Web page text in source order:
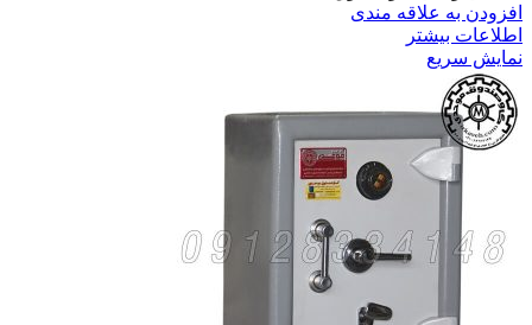
افزودن به علاقه مندی
اطلاعات بیشتر
نمایش سریع